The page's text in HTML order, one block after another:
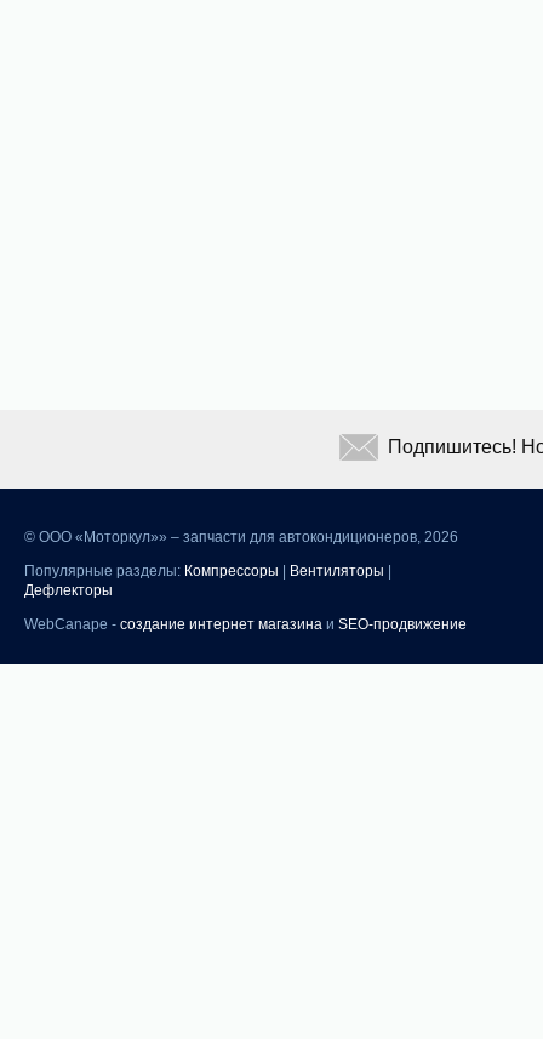
© ООО «Моторкул»» – запчасти для автокондиционеров, 2026
Популярные разделы: Компрессоры Вентиляторы
Дефлекторы
WebCanape - создание интернет магазина и SEO-продвижение
Подпишитесь!